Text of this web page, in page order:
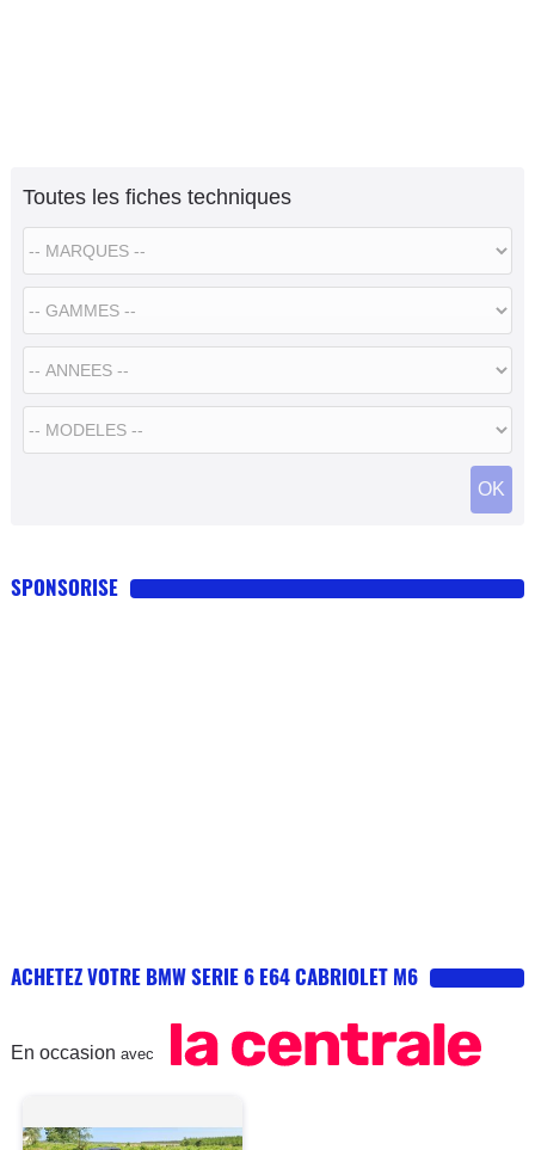
Toutes les fiches techniques
SPONSORISE
ACHETEZ VOTRE BMW SERIE 6 E64 CABRIOLET M6
En occasion avec